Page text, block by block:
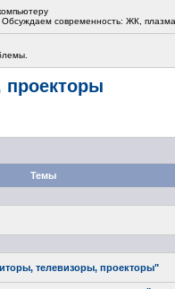
современность: ЖК,
Темы
телевизоры, проекторы"